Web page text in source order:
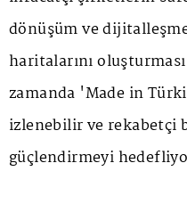
dönüşüm ve
haritalarını
zamanda 'Made in
izlenebilir ve
güçlendirmeyi